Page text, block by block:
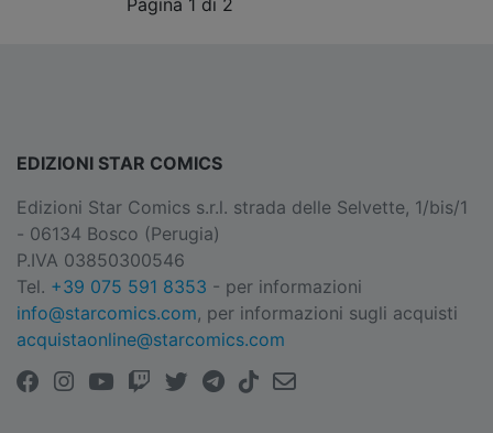
Pagina 1 di 2
EDIZIONI STAR COMICS
Edizioni Star Comics s.r.l. strada delle Selvette, 1/bis/1
- 06134 Bosco (Perugia)
P.IVA 03850300546
Tel. +39 075 591 8353 - per informazioni
info@starcomics.com, per informazioni sugli acquisti
acquistaonline@starcomics.com